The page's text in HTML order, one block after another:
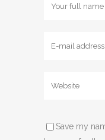
Save my